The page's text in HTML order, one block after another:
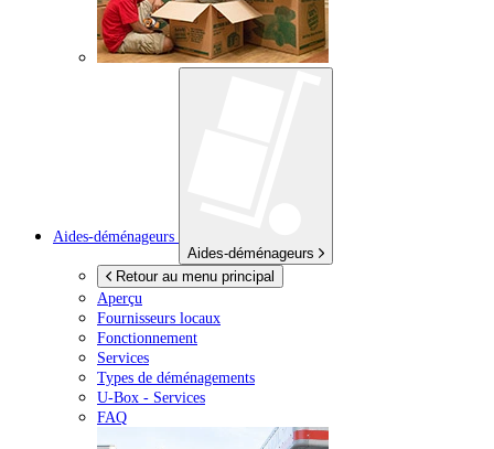
Aides-déménageurs
Aides-déménageurs
Retour au menu principal
Aperçu
Fournisseurs locaux
Fonctionnement
Services
Types de déménagements
U-Box - Services
FAQ